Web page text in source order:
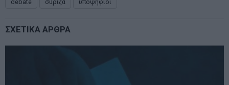
debate συριζα υποψηφιοι
ΣΧΕΤΙΚΑ ΑΡΘΡΑ